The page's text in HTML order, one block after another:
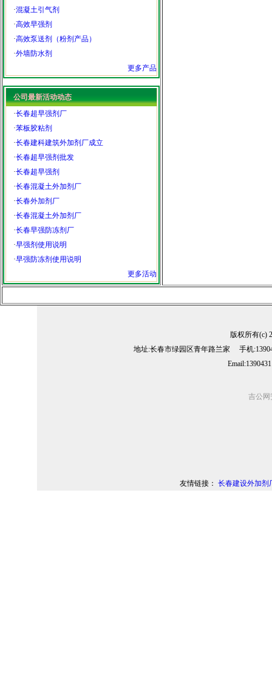
·混凝土引气剂
·高效早强剂
·高效泵送剂（粉剂产品）
·外墙防水剂
更多产品
公司最新活动动态
·长春超早强剂厂
·苯板胶粘剂
·长春建科建筑外加剂厂成立
·长春超早强剂批发
·长春超早强剂
·长春混凝土外加剂厂
·长春外加剂厂
·长春混凝土外加剂厂
·长春早强防冻剂厂
·早强剂使用说明
·早强防冻剂使用说明
更多活动
版权所有(c)
地址:长春市绿园区青年路兰家 手机
吉公网
友情链接： 长春建设外加剂